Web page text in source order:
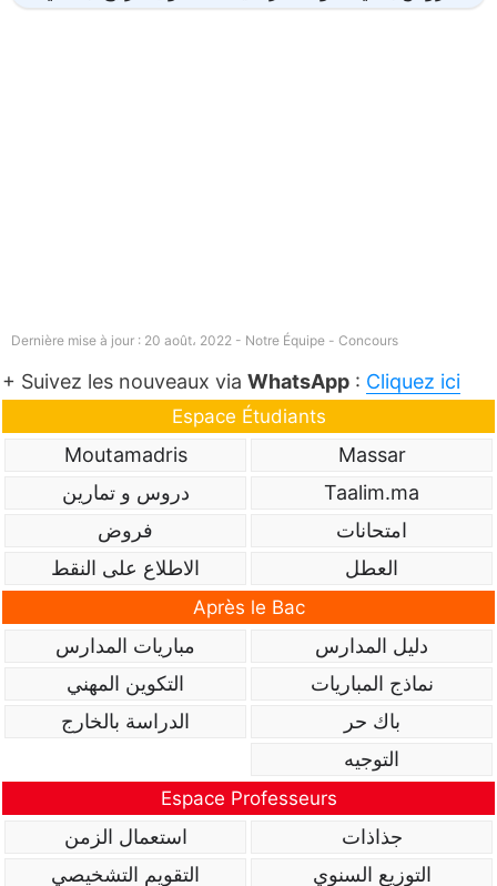
Dernière mise à jour : 20 août، 2022 - Notre Équipe - Concours
+ Suivez les nouveaux via WhatsApp : Cliquez ici
Espace Étudiants
Massar
Moutamadris
Taalim.ma
دروس و تمارين
امتحانات
فروض
العطل
الاطلاع على النقط
Après le Bac
دليل المدارس
مباريات المدارس
نماذج المباريات
التكوين المهني
باك حر
الدراسة بالخارج
التوجيه
Espace Professeurs
جذاذات
استعمال الزمن
التوزيع السنوي
التقويم التشخيصي